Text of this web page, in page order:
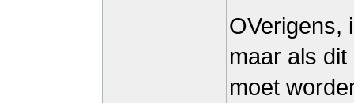
OVerigens,
maar als
moet